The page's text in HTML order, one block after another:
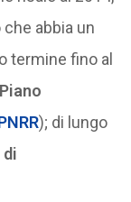
abbia un
termine fino al
Piano
); di lungo